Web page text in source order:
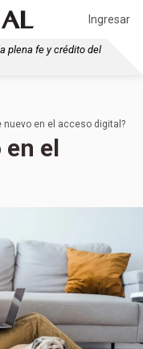
Ingresar
plena fe y crédito del
nuevo en el acceso digital?
en el